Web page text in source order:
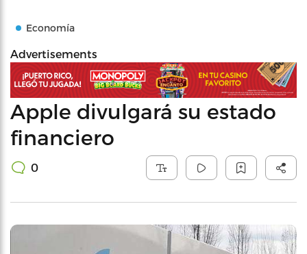
Economía
Advertisements
Apple divulgará su estado
financiero
0